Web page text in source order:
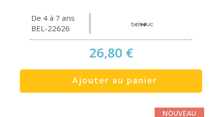
De 4 à 7 ans
BEL-22626
26,80 €
Ajouter au panier
NOUVEAU